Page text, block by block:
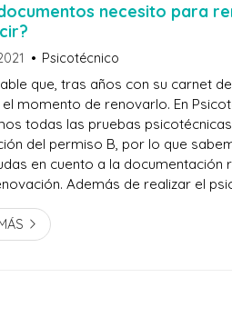
necesito para
Psicotécnico
que, tras años con su carnet
momento de renovarlo. En
todas las pruebas
del permiso B, por lo que
en cuento a la
Además de realizar el
del carnet de coche, en
también nos enca...